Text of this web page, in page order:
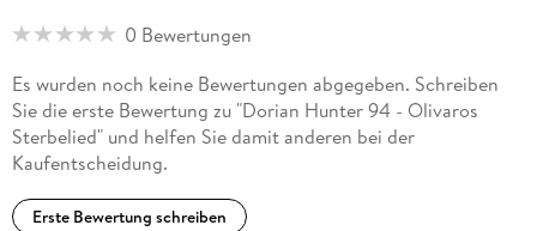
0 Bewertungen
Es wurden noch keine Bewertungen abgegeben. Schreiben
Sie die erste Bewertung zu "Dorian Hunter 94 - Olivaros
Sterbelied" und helfen Sie damit anderen bei der
Kaufentscheidung.
Erste Bewertung schreiben